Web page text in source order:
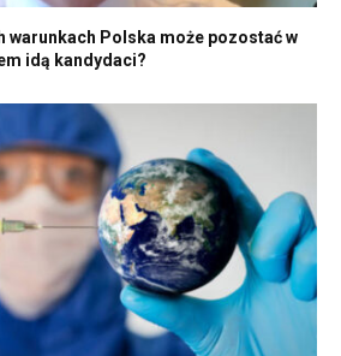
warunkach Polska może pozostać w
idą kandydaci?